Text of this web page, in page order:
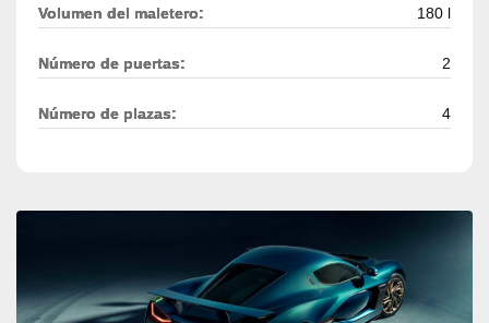
Volumen del maletero: 180 l
Número de puertas: 2
Número de plazas: 4